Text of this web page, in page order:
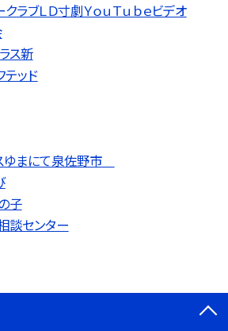
ラブＬＤ寸劇ＹｏｕＴｕｂｅビデオ
ス新
ッド
ゆまにて泉佐野市
子
談センター